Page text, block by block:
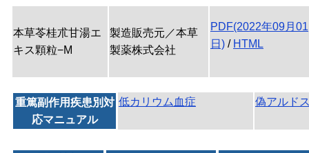
本草苓桂朮甘湯エ
キス顆粒−M
製造販売元／本草
製薬株式会社
PDF(2022年09月01
日) / HTML
重篤副作用疾患別対
応マニュアル
低カリウム血症 偽アルド